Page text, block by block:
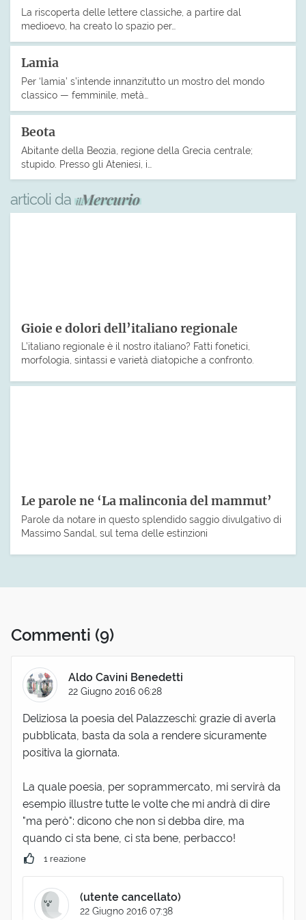
La riscoperta delle lettere classiche, a partire dal
medioevo, ha creato lo spazio per…
Lamia
Per ‘lamia’ s’intende innanzitutto un mostro del mondo
classico — femminile, metà…
Beota
Abitante della Beozia, regione della Grecia centrale;
stupido. Presso gli Ateniesi, i…
articoli da
Gioie e dolori dell’italiano regionale
L’italiano regionale è il nostro italiano? Fatti fonetici,
morfologia, sintassi e varietà diatopiche a confronto.
Le parole ne ‘La malinconia del mammut’
Parole da notare in questo splendido saggio divulgativo di
Massimo Sandal, sul tema delle estinzioni
Commenti (9)
Aldo Cavini Benedetti
22 Giugno 2016 06:28
Deliziosa la poesia del Palazzeschi: grazie di averla
pubblicata, basta da sola a rendere sicuramente
positiva la giornata.
La quale poesia, per soprammercato, mi servirà da
esempio illustre tutte le volte che mi andrà di dire
"ma però": dicono che non si debba dire, ma
quando ci sta bene, ci sta bene, perbacco!
1 reazione
(utente cancellato)
22 Giugno 2016 07:38